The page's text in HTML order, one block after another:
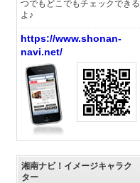
つでもどこでもチェックできる
よ♪
https://www.shonan-
navi.net/
湘南ナビ！イメージキャラク
ター